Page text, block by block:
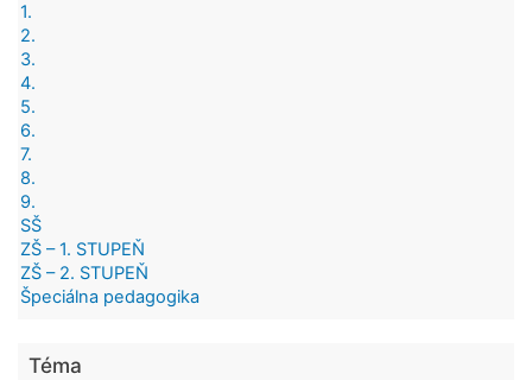
1.
2.
3.
4.
5.
6.
7.
8.
9.
SŠ
ZŠ – 1. STUPEŇ
ZŠ – 2. STUPEŇ
Špeciálna pedagogika
Téma